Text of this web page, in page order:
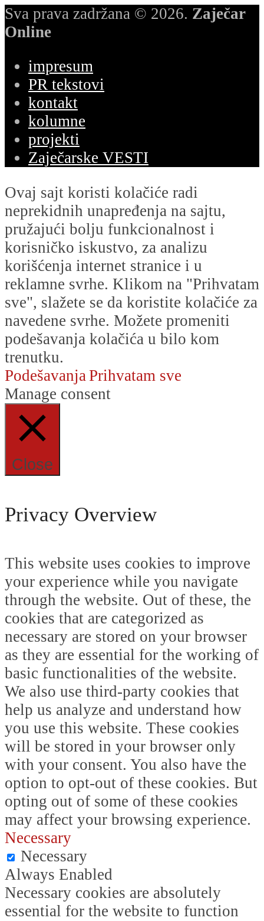
Sva prava zadržana © 2026. Zaječar
Online
impresum
PR tekstovi
kontakt
kolumne
projekti
Zaječarske VESTI
Ovaj sajt koristi kolačiće radi
neprekidnih unapređenja na sajtu,
pružajući bolju funkcionalnost i
korisničko iskustvo, za analizu
korišćenja internet stranice i u
reklamne svrhe. Klikom na "Prihvatam
sve", slažete se da koristite kolačiće za
navedene svrhe. Možete promeniti
podešavanja kolačića u bilo kom
trenutku.
Podešavanja Prihvatam sve
Manage consent
Close
Privacy Overview
This website uses cookies to improve
your experience while you navigate
through the website. Out of these, the
cookies that are categorized as
necessary are stored on your browser
as they are essential for the working of
basic functionalities of the website.
We also use third-party cookies that
help us analyze and understand how
you use this website. These cookies
will be stored in your browser only
with your consent. You also have the
option to opt-out of these cookies. But
opting out of some of these cookies
may affect your browsing experience.
Necessary
Necessary
Always Enabled
Necessary cookies are absolutely
essential for the website to function